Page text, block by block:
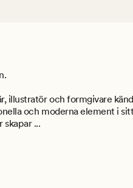
illustratör och formgivare
och moderna element i
skapar ...